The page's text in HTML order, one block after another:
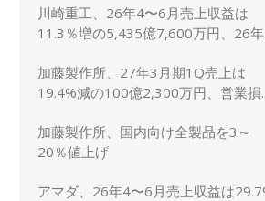
川崎重工、26年4〜6月売上収益は
11.3％増の5,435億7,600万円、26年
方修正
加藤製作所、27年3月期1Q売上は
19.4%減の100億2,300万円、営業損
加藤製作所、国内向け全製品を3～
20％値上げ
アマダ、26年4〜6月売上収益は